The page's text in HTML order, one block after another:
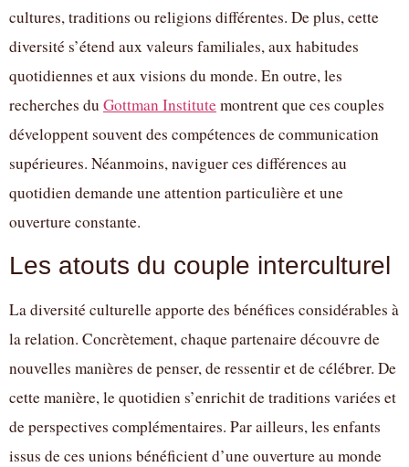
cultures, traditions ou religions différentes. De plus, cette
diversité s’étend aux valeurs familiales, aux habitudes
quotidiennes et aux visions du monde. En outre, les
recherches du Gottman Institutemontrent que ces couples
développent souvent des compétences de communication
supérieures. Néanmoins, naviguer ces différences au
quotidien demande une attention particulière et une
ouverture constante.
Les atouts du couple interculturel
La diversité culturelle apporte des bénéfices considérables à
la relation. Concrètement, chaque partenaire découvre de
nouvelles manières de penser, de ressentir et de célébrer. De
cette manière, le quotidien s’enrichit de traditions variées et
de perspectives complémentaires. Par ailleurs, les enfants
issus de ces unions bénéficient d’une ouverture au monde